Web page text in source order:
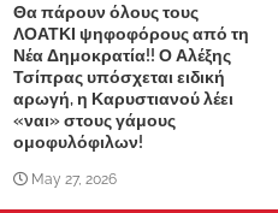
Θα πάρουν όλους τους
ΛΟΑΤΚΙ ψηφοφόρους από τη
Νέα Δημοκρατία!! Ο Αλέξης
Τσίπρας υπόσχεται ειδική
αρωγή, η Καρυστιανού λέει
«ναι» στους γάμους
ομοφυλόφιλων!
May 27, 2026